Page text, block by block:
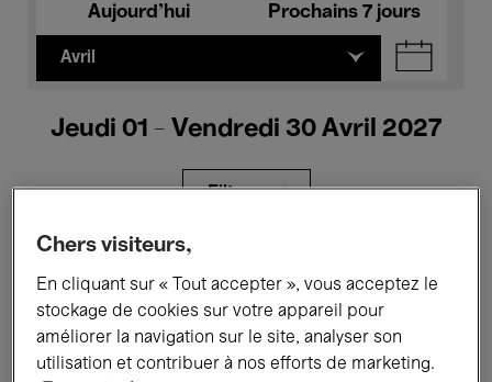
Aujourd'hui Prochains 7 jours
Avril
Jeudi 01 - Vendredi 30 Avril 2027
Filtres
Expositions Films Performances
Rencontres & Débats Jazz
Chers visiteurs,
En cliquant sur « Tout accepter », vous acceptez le
stockage de cookies sur votre appareil pour
améliorer la navigation sur le site, analyser son
utilisation et contribuer à nos efforts de marketing.